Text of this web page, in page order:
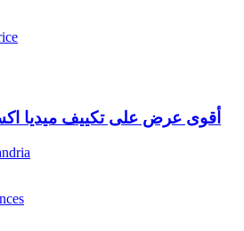
أقوى عرض على تكييف ميديا اكستريم